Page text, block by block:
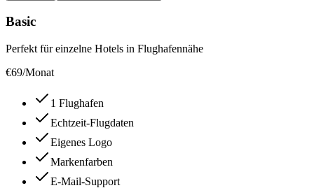
Basic
Perfekt für einzelne Hotels in Flughafennähe
€69/Monat
1 Flughafen
Echtzeit-Flugdaten
Eigenes Logo
Markenfarben
E-Mail-Support